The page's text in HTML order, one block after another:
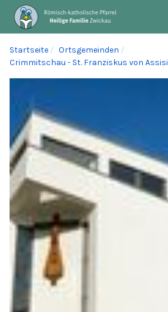
Startseite
Ortsgemeinden
Crimmitschau - St. Franziskus von Assisi